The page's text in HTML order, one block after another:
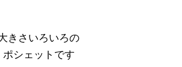
きさいろいろの
ポシェットです